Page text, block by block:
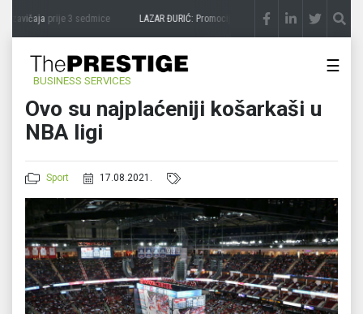
zavičajaprije 3 sedmice LAZAR ĐURIĆ: Promocija potencijal pretvara u destinaciju
BUSINESS SERVICES
☰
Ovo su najplaćeniji košarkaši u
NBA ligi
Sport 17.08.2021.